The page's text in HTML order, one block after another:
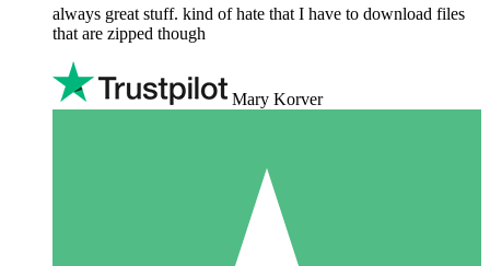
always great stuff. kind of hate that I have to download files
that are zipped though
Mary Korver